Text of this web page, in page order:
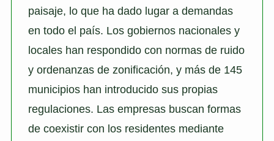
paisaje, lo que ha dado lugar a demandas
en todo el país. Los gobiernos nacionales y
locales han respondido con normas de ruido
y ordenanzas de zonificación, y más de 145
municipios han introducido sus propias
regulaciones. Las empresas buscan formas
de coexistir con los residentes mediante